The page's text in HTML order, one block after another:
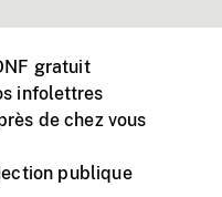
gratuit
infolettres
de chez vous
publique